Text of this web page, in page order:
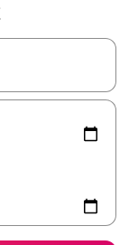
通过点击或滑动手势